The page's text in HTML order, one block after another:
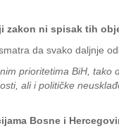
zakon ni spisak tih
da svako daljnje
prioritetima BiH,
ali i političke
Bosne i